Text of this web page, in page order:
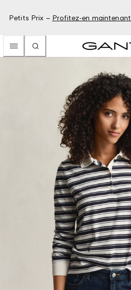
Petits Prix – Profitez-en maintenant